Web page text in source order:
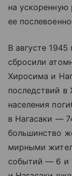
на
ее
В августе
сбросили
Хиросима и
последствий в
населения
в Нагасаки —
большинство
мирными
событий — 6 и